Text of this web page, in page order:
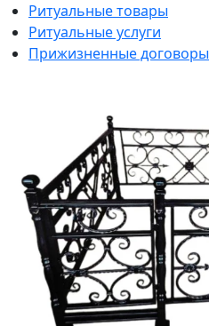
Ритуальные товары
Ритуальные услуги
Прижизненные договоры